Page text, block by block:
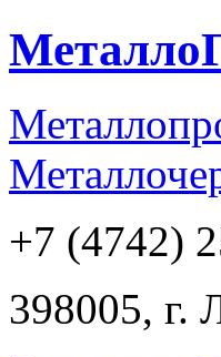
+7 (4742)
398005, г.